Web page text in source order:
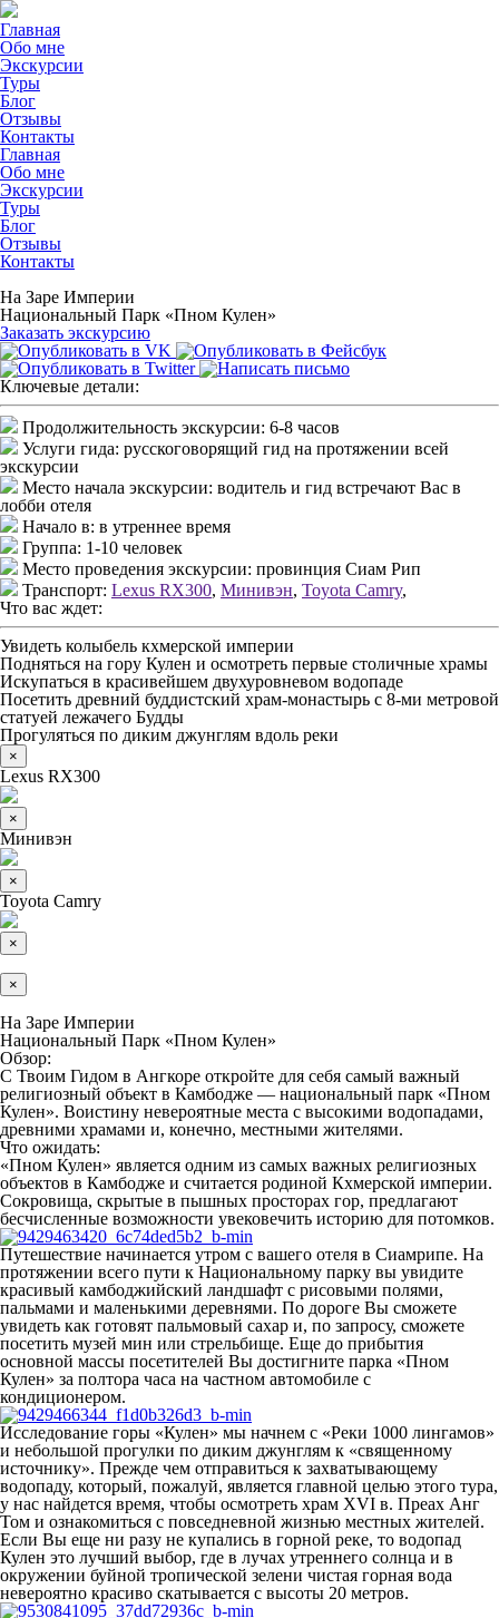
Главная
Обо мне
Экскурсии
Туры
Блог
Отзывы
Контакты
Главная
Обо мне
Экскурсии
Туры
Блог
Отзывы
Контакты
На Заре Империи
Национальный Парк «Пном Кулен»
Заказать экскурсию
Ключевые детали:
Продолжительность экскурсии: 6-8 часов
Услуги гида: русскоговорящий гид на протяжении всей
экскурсии
Место начала экскурсии: водитель и гид встречают Вас в
лобби отеля
Начало в: в утреннее время
Группа: 1-10 человек
Место проведения экскурсии: провинция Сиам Рип
Транспорт: Lexus RX300, Минивэн, Toyota Camry,
Что вас ждет:
Увидеть колыбель кхмерской империи
Подняться на гору Кулен и осмотреть первые столичные храмы
Искупаться в красивейшем двухуровневом водопаде
Посетить древний буддистский храм-монастырь с 8-ми метровой
статуей лежачего Будды
Прогуляться по диким джунглям вдоль реки
×
Lexus RX300
×
Минивэн
×
Toyota Camry
×
×
На Заре Империи
Национальный Парк «Пном Кулен»
Обзор:
С Твоим Гидом в Ангкоре откройте для себя самый важный
религиозный объект в Камбодже — национальный парк «Пном
Кулен». Воистину невероятные места с высокими водопадами,
древними храмами и, конечно, местными жителями.
Что ожидать:
«Пном Кулен» является одним из самых важных религиозных
объектов в Камбодже и считается родиной Кхмерской империи.
Сокровища, скрытые в пышных просторах гор, предлагают
бесчисленные возможности увековечить историю для потомков.
Путешествие начинается утром с вашего отеля в Сиамрипе. На
протяжении всего пути к Национальному парку вы увидите
красивый камбоджийский ландшафт с рисовыми полями,
пальмами и маленькими деревнями. По дороге Вы сможете
увидеть как готовят пальмовый сахар и, по запросу, сможете
посетить музей мин или стрельбище. Еще до прибытия
основной массы посетителей Вы достигните парка «Пном
Кулен» за полтора часа на частном автомобиле с
кондиционером.
Исследование горы «Кулен» мы начнем с «Реки 1000 лингамов»
и небольшой прогулки по диким джунглям к «священному
источнику». Прежде чем отправиться к захватывающему
водопаду, который, пожалуй, является главной целью этого тура,
у нас найдется время, чтобы осмотреть храм XVI в. Преах Анг
Том и ознакомиться с повседневной жизнью местных жителей.
Если Вы еще ни разу не купались в горной реке, то водопад
Кулен это лучший выбор, где в лучах утреннего солнца и в
окружении буйной тропической зелени чистая горная вода
невероятно красиво скатывается с высоты 20 метров.